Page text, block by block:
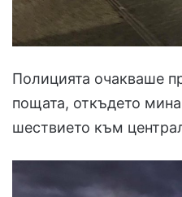
Полицията очакваше
пощата, откъдето
шествието към